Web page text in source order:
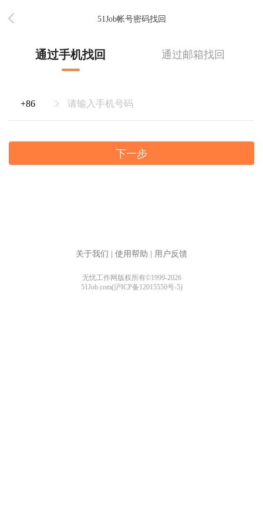
51Job帐号密码找回
通过手机找回 通过邮箱找回
下一步
关于我们 使用帮助 用户反馈
无忧工作网版权所有©1999-2026
51Job.com(沪ICP备12015550号-5)